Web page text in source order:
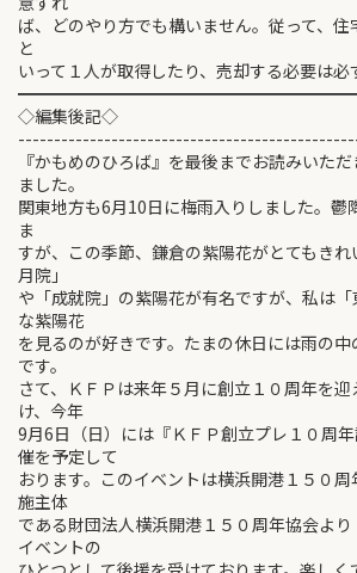
ば、どのやり方でも構いません。従って、
と
いって１人が取得したり、売却する必要は必
◇編集後記◇
『かもめのひろば』を最後までお読みいた
ました。
関東地方も6月10日に梅雨入りしました。鬱
ま
すが、この季節、鎌倉の紫陽花がとてもき
月院」
や「成就院」の紫陽花が有名ですが、私は
な紫陽花
を見るのが好きです。たまの休日には雨の
です。
さて、ＫＦＰは来年５月に創立１０周年を
け、今年
9月6日（日）には『ＫＦＰ創立プレ１０周
催を予定して
おります。このイベントは横浜開港１５０
施主体
である財団法人横浜開港１５０周年協会より
イベントの